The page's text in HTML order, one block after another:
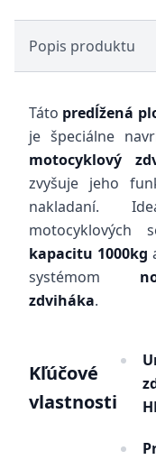
Popis produktu
Táto predĺžená
je špeciálne
motocyklový
zvyšuje jeho
nakladaní.
motocyklových
kapacitu 1000kg
systémom
zdviháka.
Kľúčové
vlastnosti